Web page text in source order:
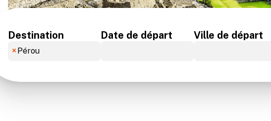
Destination
× Pérou
Date de départ Ville de départ